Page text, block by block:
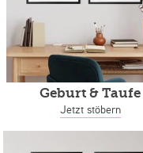
Geburt & Taufe
Jetzt stöbern